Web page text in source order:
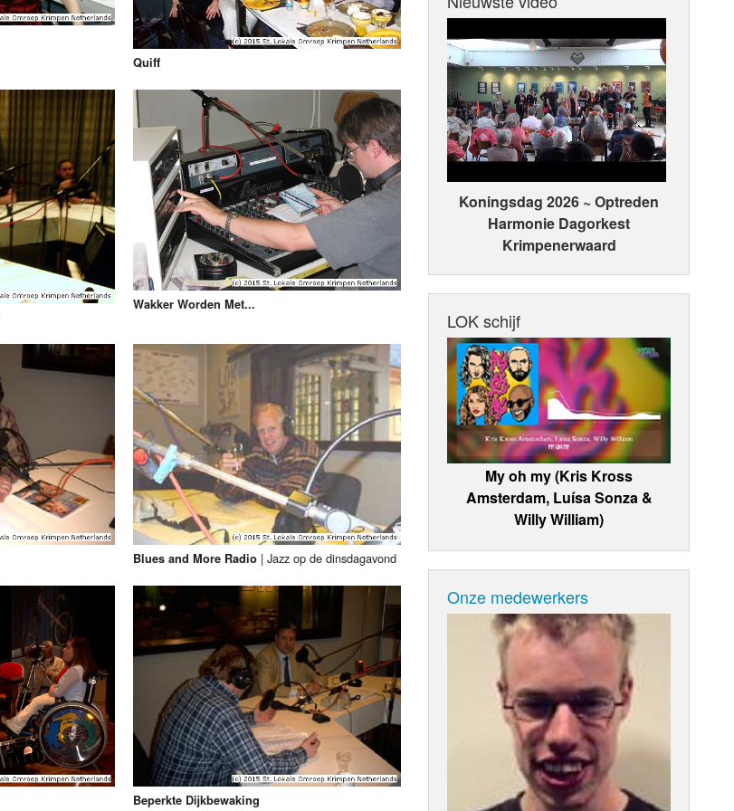
Quiff
Wakker Worden Met...
Blues and More Radio |Jazz op de dinsdagavond
Beperkte Dijkbewaking
Koningsdag 2026 ~ Optreden
Harmonie Dagorkest
Krimpenerwaard
LOK schijf
My oh my (Kris Kross
Amsterdam, Luísa Sonza &
Willy William)
Onze medewerkers